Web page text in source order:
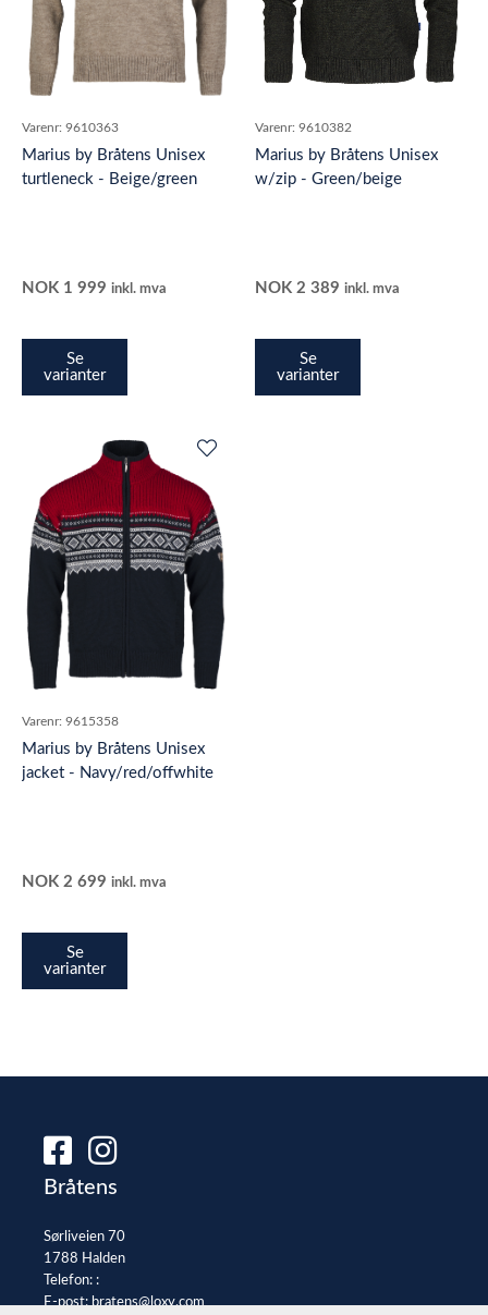
Varenr: 9610363
Marius by Bråtens Unisex
turtleneck - Beige/green
NOK 1 999 inkl. mva
Se
varianter
Varenr: 9610382
Marius by Bråtens Unisex
w/zip - Green/beige
NOK 2 389 inkl. mva
Se
varianter
Varenr: 9615358
Marius by Bråtens Unisex
jacket - Navy/red/offwhite
NOK 2 699 inkl. mva
Se
varianter
Bråtens
Sørliveien 70
1788 Halden
Telefon: :
E-post:bratens@loxy.com